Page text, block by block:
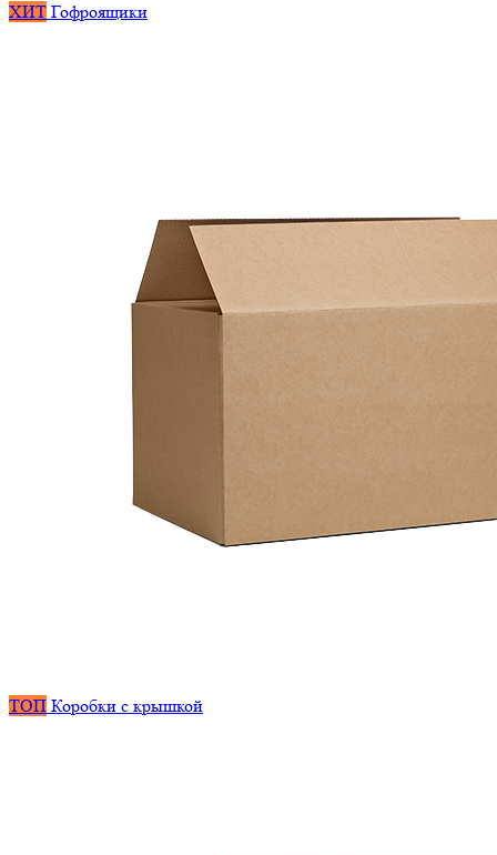
ХИТ Гофроящики
ТОП Коробки с крышкой